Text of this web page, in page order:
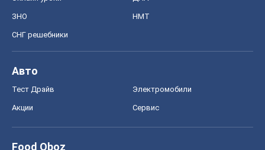
ЗНО НМТ
СНГ решебники
Авто
Тест Драйв Электромобили
Акции Сервис
Food Oboz